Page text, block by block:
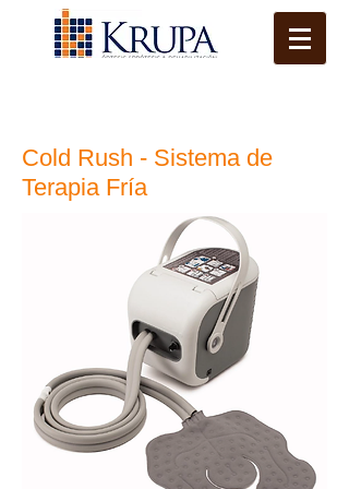
Cold Rush - Sistema de
Terapia Fría